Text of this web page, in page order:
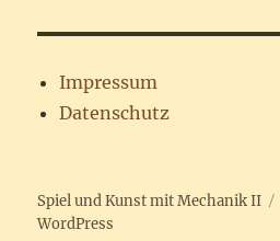
Impressum
Datenschutz
Spiel und Kunst mit Mechanik II
WordPress